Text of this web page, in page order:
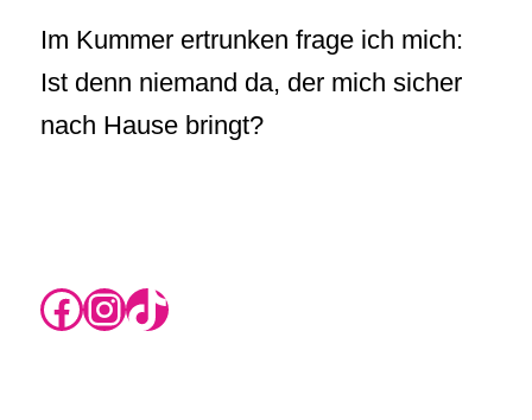
Im Kummer ertrunken frage ich mich:
Ist denn niemand da, der mich sicher
nach Hause bringt?
https://www.instagram.com/rikas.blog/ InstagramTikTok